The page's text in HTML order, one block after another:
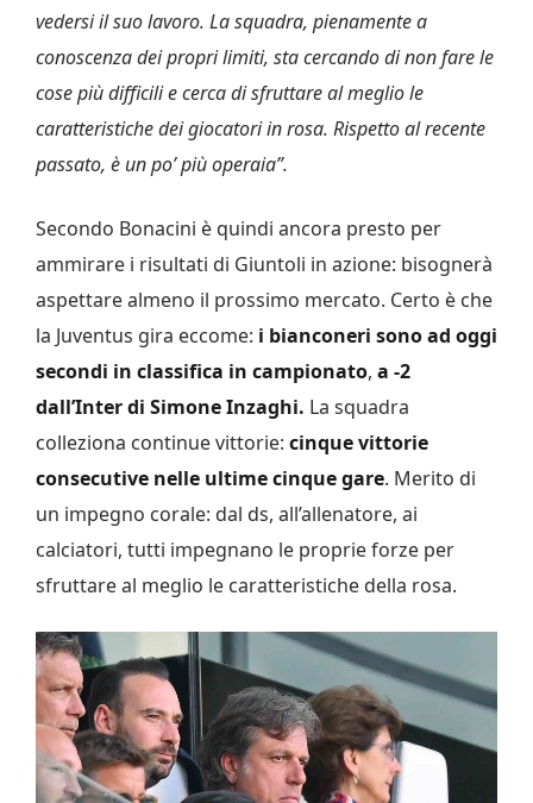
vedersi il suo lavoro. La squadra, pienamente a
conoscenza dei propri limiti, sta cercando di non fare le
cose più difficili e cerca di sfruttare al meglio le
caratteristiche dei giocatori in rosa. Rispetto al recente
passato, è un po’ più operaia”.
Secondo Bonacini è quindi ancora presto per
ammirare i risultati di Giuntoli in azione: bisognerà
aspettare almeno il prossimo mercato. Certo è che
la Juventus gira eccome: i bianconeri sono ad oggi
secondi in classifica in campionato, a -2
dall’Inter di Simone Inzaghi. La squadra
colleziona continue vittorie: cinque vittorie
consecutive nelle ultime cinque gare. Merito di
un impegno corale: dal ds, all’allenatore, ai
calciatori, tutti impegnano le proprie forze per
sfruttare al meglio le caratteristiche della rosa.